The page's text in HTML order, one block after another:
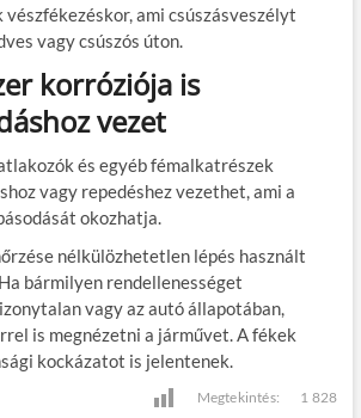
ami csúszásveszélyt
vagy csúszós úton.
korróziója is
vezet
és egyéb fémalkatrészek
vagy repedéshez vezethet, ami a
okozhatja.
nélkülözhetetlen lépés használt
bármilyen rendellenességet
vagy az autó állapotában,
is megnézetni a járművet. A fékek
kockázatot is jelentenek.
Megtekintés: 1 828